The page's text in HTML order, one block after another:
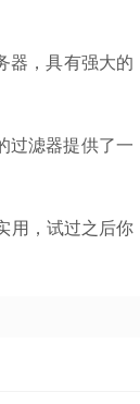
，具有强大的
滤器提供了一
用，试过之后你